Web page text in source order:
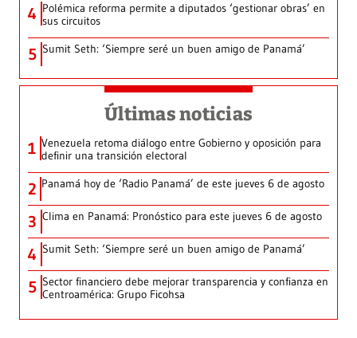
4 Polémica reforma permite a diputados ‘gestionar obras’ en
sus circuitos
5 Sumit Seth: ‘Siempre seré un buen amigo de Panamá’
Últimas noticias
1 Venezuela retoma diálogo entre Gobierno y oposición para
definir una transición electoral
2 Panamá hoy de ‘Radio Panamá’ de este jueves 6 de agosto
3 Clima en Panamá: Pronóstico para este jueves 6 de agosto
4 Sumit Seth: ‘Siempre seré un buen amigo de Panamá’
5 Sector financiero debe mejorar transparencia y confianza en
Centroamérica: Grupo Ficohsa